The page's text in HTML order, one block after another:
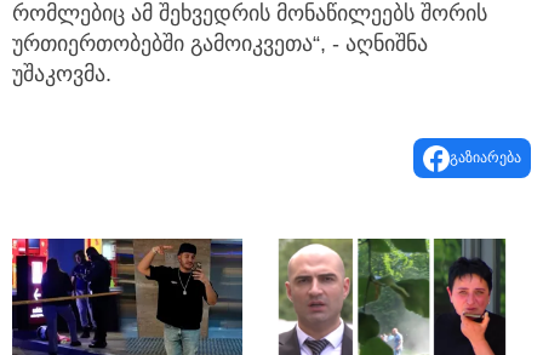
რომლებიც ამ შეხვედრის მონაწილეებს შორის
ურთიერთობებში გამოიკვეთა“, - აღნიშნა
უშაკოვმა.
გაზიარება